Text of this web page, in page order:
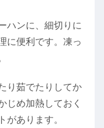
ハンに、細切りに
に便利です。凍っ
り茹でたりしてか
じめ加熱しておく
があります。